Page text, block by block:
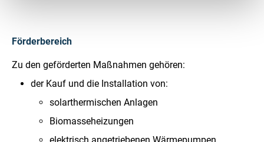
Förderbereich
Zu den geförderten Maßnahmen gehören:
der Kauf und die Installation von:
solarthermischen Anlagen
Biomasseheizungen